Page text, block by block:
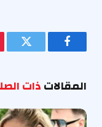
فيسبوك تويتر
المقالاتذات